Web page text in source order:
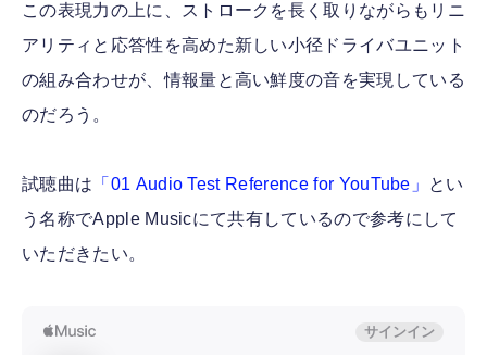
この表現力の上に、ストロークを長く取りながらもリニ
アリティと応答性を高めた新しい小径ドライバユニット
の組み合わせが、情報量と高い鮮度の音を実現している
のだろう。
試聴曲は 「01 Audio Test Reference for YouTube」
とい
う名称でApple Musicにて共有しているので参考にして
いただきたい。